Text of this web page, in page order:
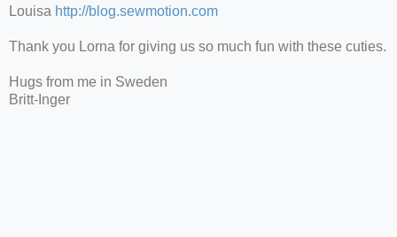
Louisa http://blog.sewmotion.com
Thank you Lorna for giving us so much fun with these cuties.
Hugs from me in Sweden
Britt-Inger